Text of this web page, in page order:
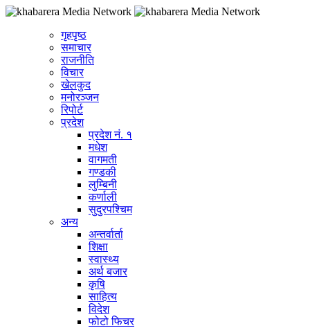
गृहपृष्ठ
समाचार
राजनीति
विचार
खेलकुद
मनोरञ्जन
रिपोर्ट
प्रदेश
प्रदेश नं. १
मधेश
वागमती
गण्डकी
लुम्बिनी
कर्णाली
सुदुरपश्चिम
अन्य
अन्तर्वार्ता
शिक्षा
स्वास्थ्य
अर्थ बजार
कृषि
साहित्य
विदेश
फोटो फिचर